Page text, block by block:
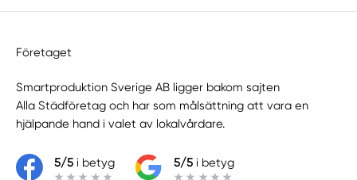
Företaget
Smartproduktion Sverige AB ligger bakom sajten
Alla Städföretag och har som målsättning att vara en
hjälpande hand i valet av lokalvårdare.
5/5i betyg 5/5i betyg